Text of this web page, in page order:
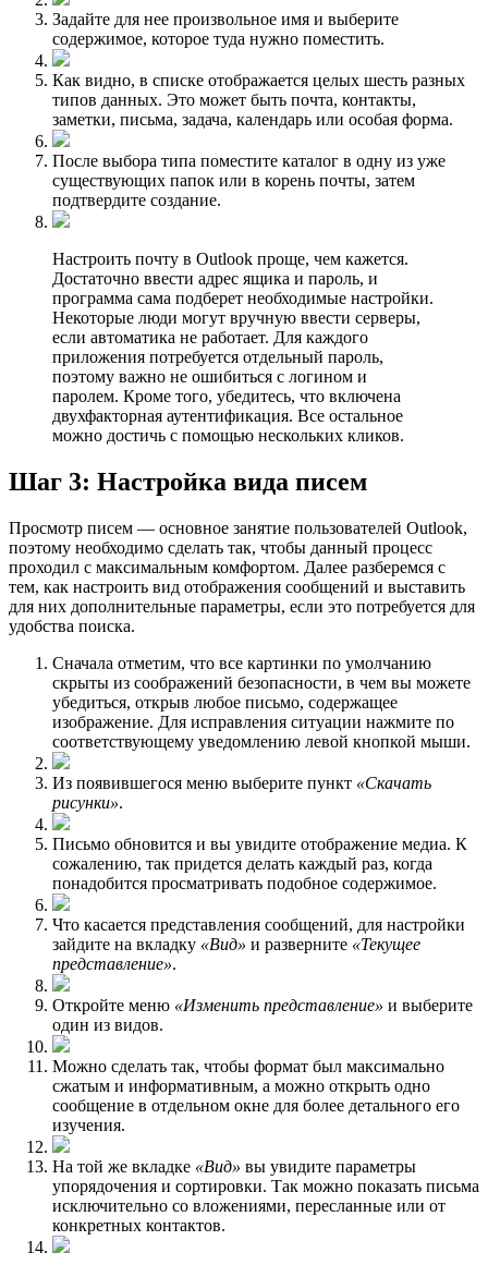
Задайте для нее произвольное имя и выберите
содержимое, которое туда нужно поместить.
Как видно, в списке отображается целых шесть разных
типов данных. Это может быть почта, контакты,
заметки, письма, задача, календарь или особая форма.
После выбора типа поместите каталог в одну из уже
существующих папок или в корень почты, затем
подтвердите создание.
Настроить почту в Outlook проще, чем кажется.
Достаточно ввести адрес ящика и пароль, и
программа сама подберет необходимые настройки.
Некоторые люди могут вручную ввести серверы,
если автоматика не работает. Для каждого
приложения потребуется отдельный пароль,
поэтому важно не ошибиться с логином и
паролем. Кроме того, убедитесь, что включена
двухфакторная аутентификация. Все остальное
можно достичь с помощью нескольких кликов.
Шаг 3: Настройка вида писем
Просмотр писем — основное зaнятие пользователей Outlook,
поэтому необходимо сделать так, чтобы данный процесс
проходил с максимальным комфортом. Далее разберемся с
тем, как настроить вид отображения сообщений и выставить
для них дополнительные параметры, если это потребуется для
удобства поиска.
Сначала отметим, что все картинки по умолчанию
скрыты из соображений безопасности, в чем вы можете
убедиться, открыв любое письмо, содержащее
изображение. Для исправления ситуации нажмите по
соответствующему уведомлению левой кнопкой мыши.
Из появившегося меню выберите пункт «Скачать
рисунки».
Письмо обновится и вы увидите отображение медиа. К
сожалению, так придется делать каждый раз, когда
понадобится просматривать подобное содержимое.
Что касается представления сообщений, для настройки
зайдите на вкладку «Вид» и разверните «Текущее
представление».
Откройте меню «Изменить представление» и выберите
один из видов.
Можно сделать так, чтобы формат был максимально
сжатым и информативным, а можно открыть одно
сообщение в отдельном окне для более детального его
изучения.
На той же вкладке «Вид» вы увидите параметры
упорядочения и сортировки. Так можно показать письма
исключительно со вложениями, пересланные или от
конкретных контактов.